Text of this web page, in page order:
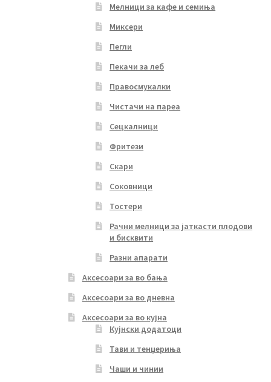
Мелници за кафе и семиња
Миксери
Пегли
Пекачи за леб
Правосмукалки
Чистачи на пареа
Сецкалници
Фритези
Скари
Соковници
Тостери
Рачни мелници за јаткасти плодови
и бисквити
Разни апарати
Аксесоари за во бања
Аксесоари за во дневна
Аксесоари за во кујна
Кујнски додатоци
Тави и тенџериња
Чаши и чинии